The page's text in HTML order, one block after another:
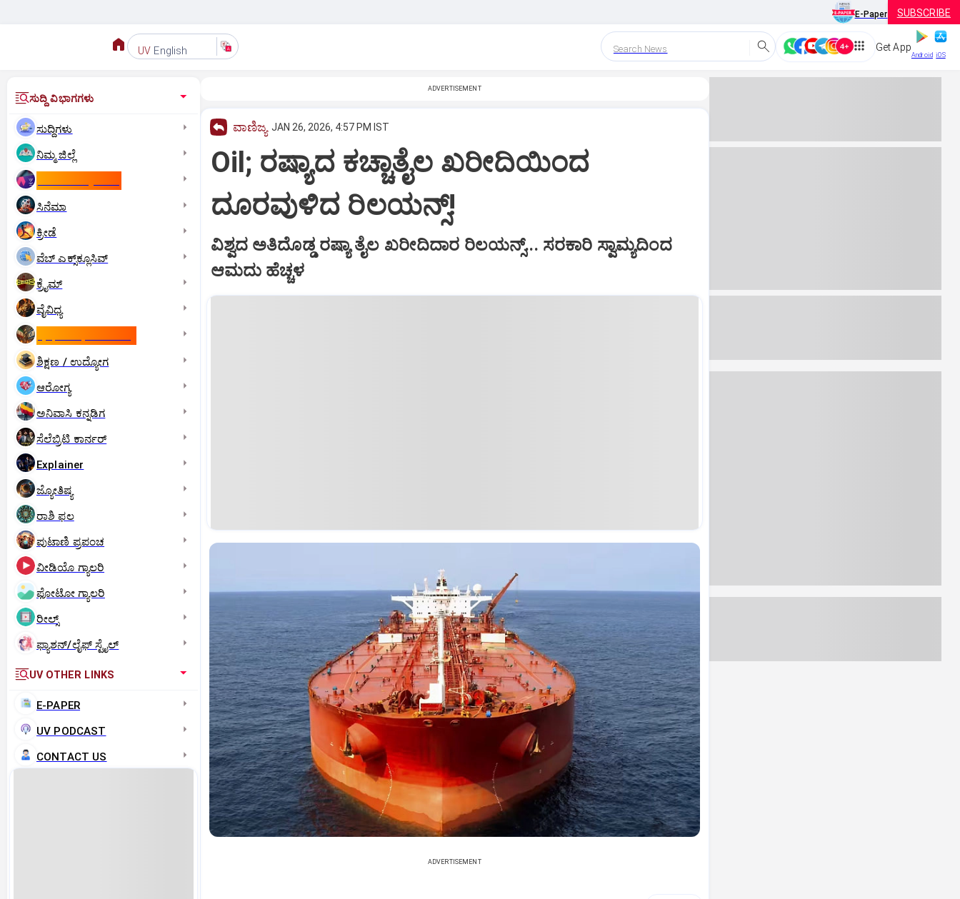
E-Paper SUBSCRIBE
UV English Search News Get App
Android iOS
ಸುದ್ದಿ ವಿಭಾಗಗಳು
ಸುದ್ದಿಗಳು
ನಿಮ್ಮ ಜಿಲ್ಲೆ
ಸಿನೆಮಾ
ಕ್ರೀಡೆ
ವೆಬ್ ಎಕ್ಸ್‌ಕ್ಲೂಸಿವ್
ಕ್ರೈಮ್
ವೈವಿಧ್ಯ
ಶಿಕ್ಷಣ / ಉದ್ಯೋಗ
ಆರೋಗ್ಯ
ಅನಿವಾಸಿ ಕನ್ನಡಿಗ
ಸೆಲೆಬ್ರಿಟಿ ಕಾರ್ನರ್‌
Explainer
ಜ್ಯೋತಿಷ್ಯ
ರಾಶಿ ಫಲ
ಪುಟಾಣಿ ಪ್ರಪಂಚ
ವೀಡಿಯೊ ಗ್ಯಾಲರಿ
ಫೋಟೋ ಗ್ಯಾಲರಿ
ರೀಲ್ಸ್
ಫ್ಯಾಶನ್/ಲೈಫ್‌ ಸ್ಟೈಲ್
UV OTHER LINKS
E-PAPER
UV PODCAST
CONTACT US
ADVERTISEMENT
ವಾಣಿಜ್ಯ JAN 26, 2026, 4:57 PM IST
Oil; ರಷ್ಯಾದ ಕಚ್ಚಾತೈಲ ಖರೀದಿಯಿಂದ
ದೂರವುಳಿದ ರಿಲಯನ್ಸ್!
ವಿಶ್ವದ ಅತಿದೊಡ್ಡ ರಷ್ಯಾ ತೈಲ ಖರೀದಿದಾರ ರಿಲಯನ್ಸ್... ಸರಕಾರಿ ಸ್ವಾಮ್ಯದಿಂದ
ಆಮದು ಹೆಚ್ಚಳ
ADVERTISEMENT